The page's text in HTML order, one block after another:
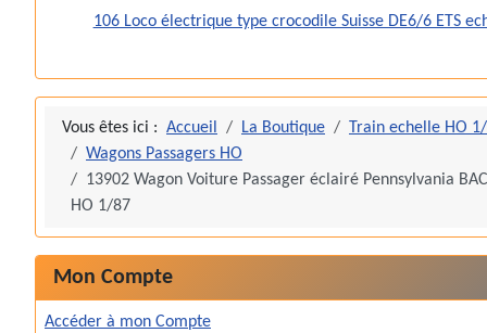
106 Loco électrique type crocodile Suisse DE6/6 ETS
Vous êtes ici : Accueil La Boutique
Train echelle HO
Wagons Passagers HO
13902 Wagon Voiture Passager éclairé Pennsylvania
HO 1/87
Mon Compte
Accéder à mon Compte